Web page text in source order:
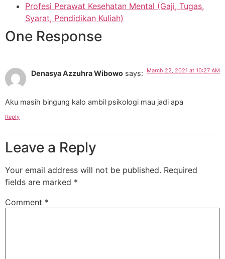
Profesi Perawat Kesehatan Mental (Gaji, Tugas,
Syarat, Pendidikan Kuliah)
One Response
Denasya Azzuhra Wibowo says: March 22, 2021 at 10:27 AM
Aku masih bingung kalo ambil psikologi mau jadi apa
Reply
Leave a Reply
Your email address will not be published. Required
fields are marked *
Comment *